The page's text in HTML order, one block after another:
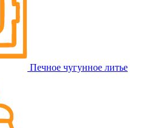
Печное чугунное литье